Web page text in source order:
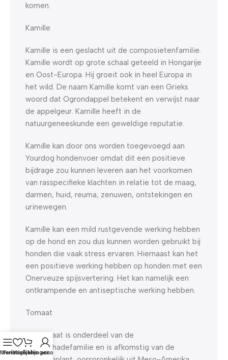
komen.
Kamille
Kamille is een geslacht uit de composietenfamilie.
Kamille wordt op grote schaal geteeld in Hongarije
en Oost-Europa. Hij groeit ook in heel Europa in
het wild. De naam Kamille komt van een Grieks
woord dat Ogrondappel betekent en verwijst naar
de appelgeur. Kamille heeft in de
natuurgeneeskunde een geweldige reputatie.
Kamille kan door ons worden toegevoegd aan
Yourdog hondenvoer omdat dit een positieve
bijdrage zou kunnen leveren aan het voorkomen
van rasspecifieke klachten in relatie tot de maag,
darmen, huid, reuma, zenuwen, ontstekingen en
urinewegen.
Kamille kan een mild rustgevende werking hebben
op de hond en zou dus kunnen worden gebruikt bij
honden die vaak stress ervaren. Hiernaast kan het
een positieve werking hebben op honden met een
Onerveuze spijsvertering. Het kan namelijk een
ontkrampende en antiseptische werking hebben.
Tomaat
De tomaat is onderdeel van de
nachtschadefamilie en is afkomstig van de
Menu
Verlanglijst
Winkelwagen
Mijn account